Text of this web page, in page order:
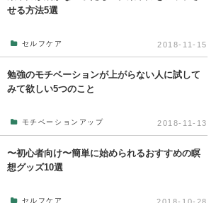
せる方法5選
セルフケア 2018-11-15
勉強のモチベーションが上がらない人に試して
みて欲しい5つのこと
モチベーションアップ 2018-11-13
〜初心者向け〜簡単に始められるおすすめの瞑
想グッズ10選
セルフケア